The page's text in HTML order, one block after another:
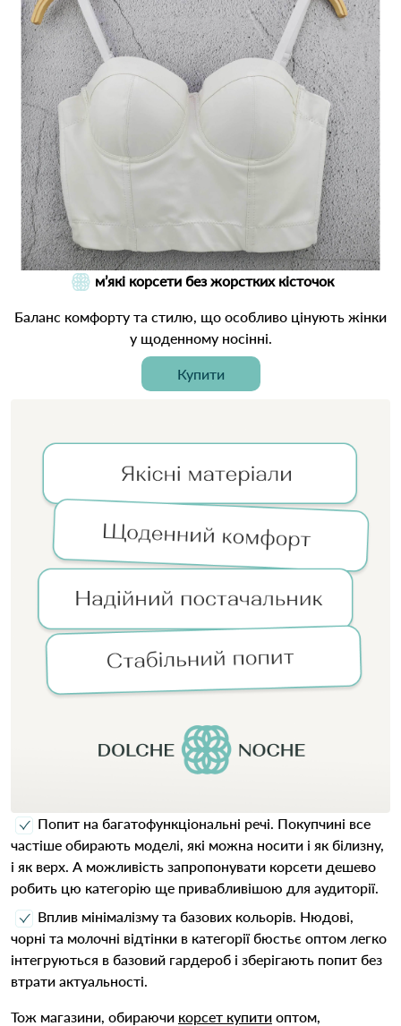
м’які корсети без жорстких кісточок
Баланс комфорту та стилю, що особливо цінують жінки
у щоденному носінні.
Купити
Попит на багатофункціональні речі. Покупчині все
частіше обирають моделі, які можна носити і як білизну,
і як верх. А можливість запропонувати корсети дешево
робить цю категорію ще привабливішою для аудиторії.
Вплив мінімалізму та базових кольорів. Нюдові,
чорні та молочні відтінки в категорії бюстьє оптом легко
інтегруються в базовий гардероб і зберігають попит без
втрати актуальності.
Тож магазини, обираючи корсет купити оптом,